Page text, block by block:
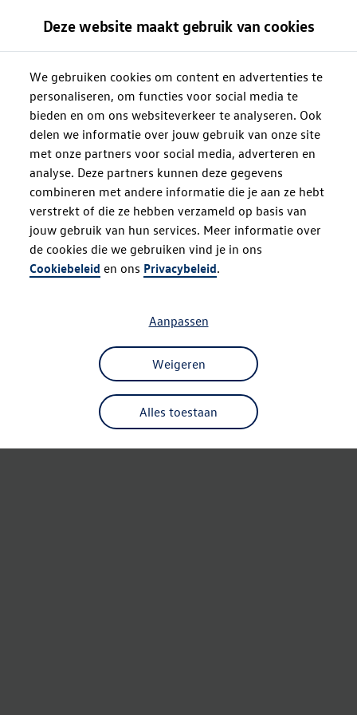
Deze website maakt gebruik van cookies
We gebruiken cookies om content en advertenties te
personaliseren, om functies voor social media te
bieden en om ons websiteverkeer te analyseren. Ook
delen we informatie over jouw gebruik van onze site
met onze partners voor social media, adverteren en
analyse. Deze partners kunnen deze gegevens
combineren met andere informatie die je aan ze hebt
verstrekt of die ze hebben verzameld op basis van
jouw gebruik van hun services. Meer informatie over
de cookies die we gebruiken vind je in ons
Cookiebeleid en ons Privacybeleid.
Alles toestaan
Weigeren
Aanpassen
Oops!
Something went wrong. Please try
refreshing the app
Refresh